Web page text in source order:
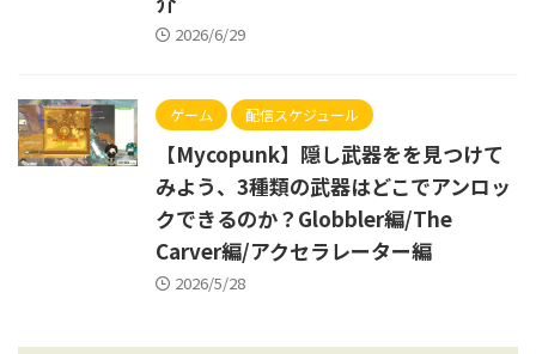
2026/6/29
ゲーム 配信スケジュール
【Mycopunk】隠し武器をを見つけて
みよう、3種類の武器はどこでアンロッ
クできるのか？Globbler編/The
Carver編/アクセラレーター編
2026/5/28